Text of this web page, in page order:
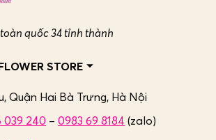
quốc 34 tỉnh thành
STORE
Quận Hai Bà Trưng, Hà Nội
039 240 – 0983 69 8184 (zalo)